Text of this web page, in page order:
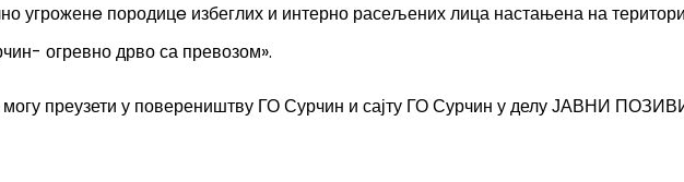
угроженe породицe избеглих и интерно расељених лица настањена на
огревно дрво са превозом».
могу преузети у повереништву ГО Сурчин и сајту ГО Сурчин у делу ЈАВНИ